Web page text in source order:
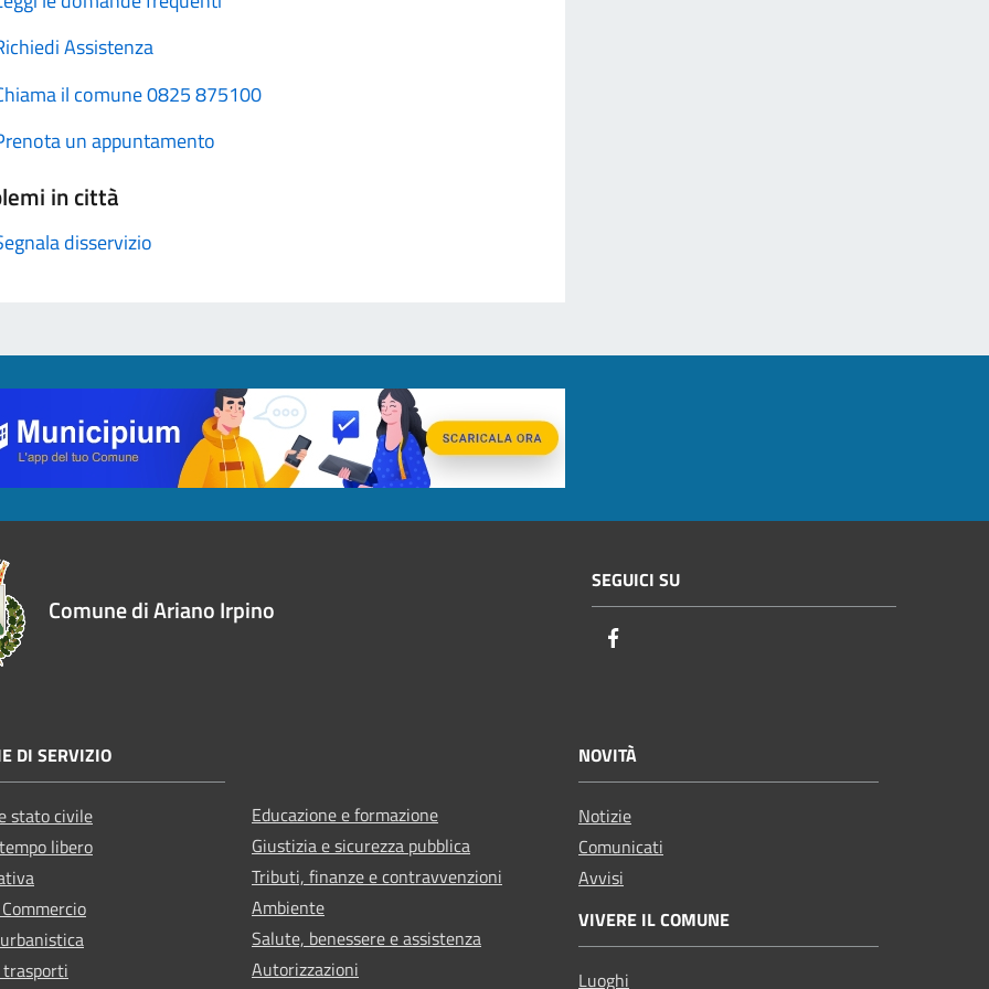
Assistenza
il comune 0825 875100
un appuntamento
in città
disservizio
Comune di Ariano Irpino
SEGUICI SU
DI SERVIZIO
stato civile
libero
Educazione e formazione
Giustizia e sicurezza pubblica
Tributi, finanze e contravvenzioni
Ambiente
Salute, benessere e assistenza
Autorizzazioni
NOVITÀ
Notizie
Comunicati
Avvisi
VIVERE IL COMUNE
Luoghi